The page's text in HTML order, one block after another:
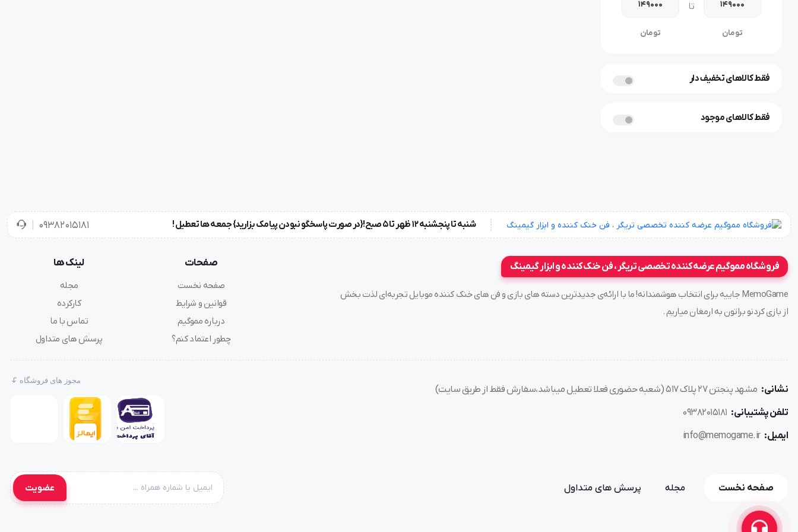
تومان
تا
تومان
فقط کالاهای تخفیف دار
فقط کالاهای موجود
شنبه تا پنجشنبه ۱۲ ظهر تا 5 صبح!{در صورت پاسخگو نبودن پیامک بزارید} جمعه ها تعطیل ! ۰۹۳۸۲۰۱۵۱۸۱
فروشگاه مموگیم عرضه کننده تخصصی تریگر ، فن خنک کننده و ابزار گیمینگ
MemoGame جاییه برای انتخاب هوشمندانه! ما با ارائه‌ی جدیدترین دسته های بازی و فن های خنک کننده موبایل تجربه‌ای لذت بخش
از بازی کردنو براتون به ارمغان میاریم .
صفحات
صفحه نخست
قوانین و شرایط
درباره مموگیم
چطور اعتماد کنم؟
لینک ها
مجله
کارکرده
تماس با ما
پرسش های متداول
نشانی: مشهد پنجتن ۲۷ پلاک ۵۱۷ (شعبه حضوری فعلا تعطیل میباشد،سفارش فقط از طریق سایت)
تلفن پشتیبانی: ۰۹۳۸۲۰۱۵۱۸۱
ایمیل: info@memogame.ir
مجوز های فروشگاه
صفحه نخست مجله پرسش های متداول عضویت